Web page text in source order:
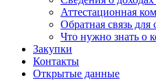
Аттестационная
Обратная связь
Что нужно знать о
Закупки
Контакты
Открытые данные